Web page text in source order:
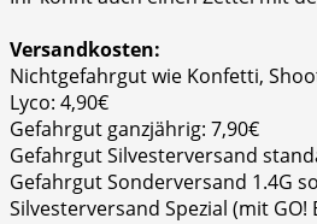
Versandkosten:
Nichtgefahrgut wie Konfetti,
Lyco: 4,90€
Gefahrgut ganzjährig: 7,90€
Gefahrgut Silvesterversand
Gefahrgut Sonderversand 1.4G
Silvesterversand Spezial (mit GO!